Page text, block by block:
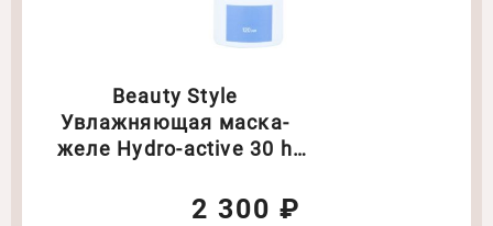
Beauty Style
Увлажняющая маска-
желе Hydro-active 30 h
действия Объем: 120 мл
2 300 ₽